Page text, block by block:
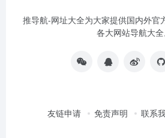
推导航-网址大全为大家提供国内外官
各大网站导航大全
友链申请 免责声明 联系